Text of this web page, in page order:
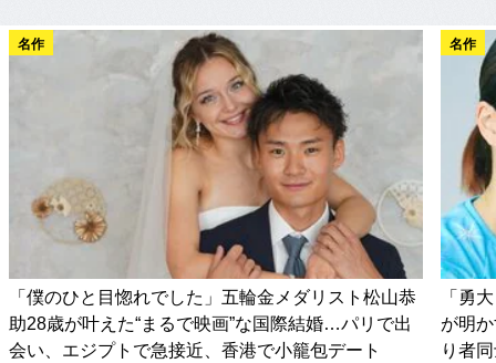
名作
「僕のひと目惚れでした」五輪金メダリスト松山恭
助28歳が叶えた“まるで映画”な国際結婚…パリで出
会い、エジプトで急接近、香港で小籠包デート
名作
「勇
が明
り者